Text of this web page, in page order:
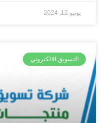
يونيو 12, 2024
التسويق الالكتروني